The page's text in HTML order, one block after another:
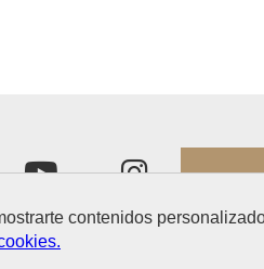
contenidos